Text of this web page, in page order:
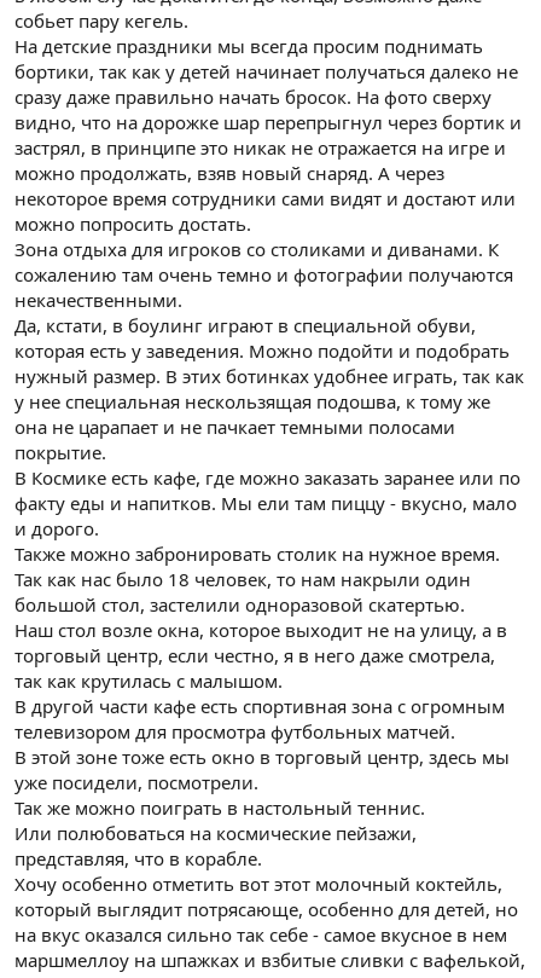
собьет пару кегель.
На детские праздники мы всегда просим поднимать
бортики, так как у детей начинает получаться далеко не
сразу даже правильно начать бросок. На фото сверху
видно, что на дорожке шар перепрыгнул через бортик и
застрял, в принципе это никак не отражается на игре и
можно продолжать, взяв новый снаряд. А через
некоторое время сотрудники сами видят и достают или
можно попросить достать.
Зона отдыха для игроков со столиками и диванами. К
сожалению там очень темно и фотографии получаются
некачественными.
Да, кстати, в боулинг играют в специальной обуви,
которая есть у заведения. Можно подойти и подобрать
нужный размер. В этих ботинках удобнее играть, так как
у нее специальная нескользящая подошва, к тому же
она не царапает и не пачкает темными полосами
покрытие.
В Космике есть кафе, где можно заказать заранее или по
факту еды и напитков. Мы ели там пиццу - вкусно, мало
и дорого.
Также можно забронировать столик на нужное время.
Так как нас было 18 человек, то нам накрыли один
большой стол, застелили одноразовой скатертью.
Наш стол возле окна, которое выходит не на улицу, а в
торговый центр, если честно, я в него даже смотрела,
так как крутилась с малышом.
В другой части кафе есть спортивная зона с огромным
телевизором для просмотра футбольных матчей.
В этой зоне тоже есть окно в торговый центр, здесь мы
уже посидели, посмотрели.
Так же можно поиграть в настольный теннис.
Или полюбоваться на космические пейзажи,
представляя, что в корабле.
Хочу особенно отметить вот этот молочный коктейль,
который выглядит потрясающе, особенно для детей, но
на вкус оказался сильно так себе - самое вкусное в нем
маршмеллоу на шпажках и взбитые сливки с вафелькой,